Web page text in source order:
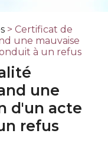
> Certificat de
une mauvaise
à un refus
une
d'un acte
refus